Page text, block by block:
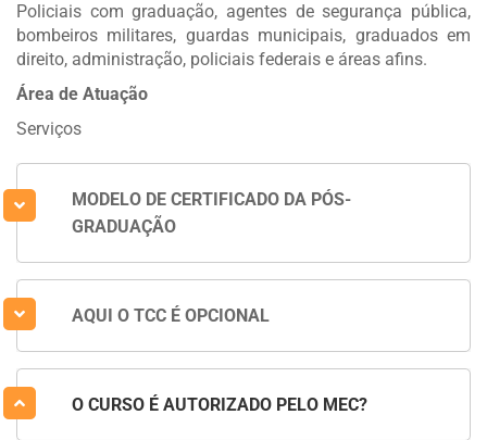
Policiais com graduação, agentes de segurança pública,
bombeiros militares, guardas municipais, graduados em
direito, administração, policiais federais e áreas afins.
Área de Atuação
Serviços
MODELO DE CERTIFICADO DA PÓS-
GRADUAÇÃO
AQUI O TCC É OPCIONAL
O CURSO É AUTORIZADO PELO MEC?